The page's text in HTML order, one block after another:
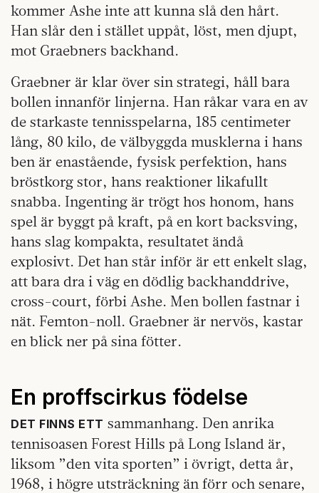
kommer Ashe inte att kunna slå den hårt.
Han slår den i stället uppåt, löst, men djupt,
mot Graebners backhand.
Graebner är klar över sin strategi, håll bara
bollen innanför linjerna. Han råkar vara en av
de starkaste tennisspelarna, 185 centimeter
lång, 80 kilo, de välbyggda musklerna i hans
ben är enastående, fysisk perfektion, hans
bröstkorg stor, hans reaktioner likafullt
snabba. Ingenting är trögt hos honom, hans
spel är byggt på kraft, på en kort backsving,
hans slag kompakta, resultatet ändå
explosivt. Det han står inför är ett enkelt slag,
att bara dra i väg en dödlig backhanddrive,
cross-court, förbi Ashe. Men bollen fastnar i
nät. Femton-noll. Graebner är nervös, kastar
en blick ner på sina fötter.
En proffscirkus födelse
DET FINNS ETT sammanhang. Den anrika
tennisoasen Forest Hills på Long Island är,
liksom ”den vita sporten” i övrigt, detta år,
1968, i högre utsträckning än förr och senare,